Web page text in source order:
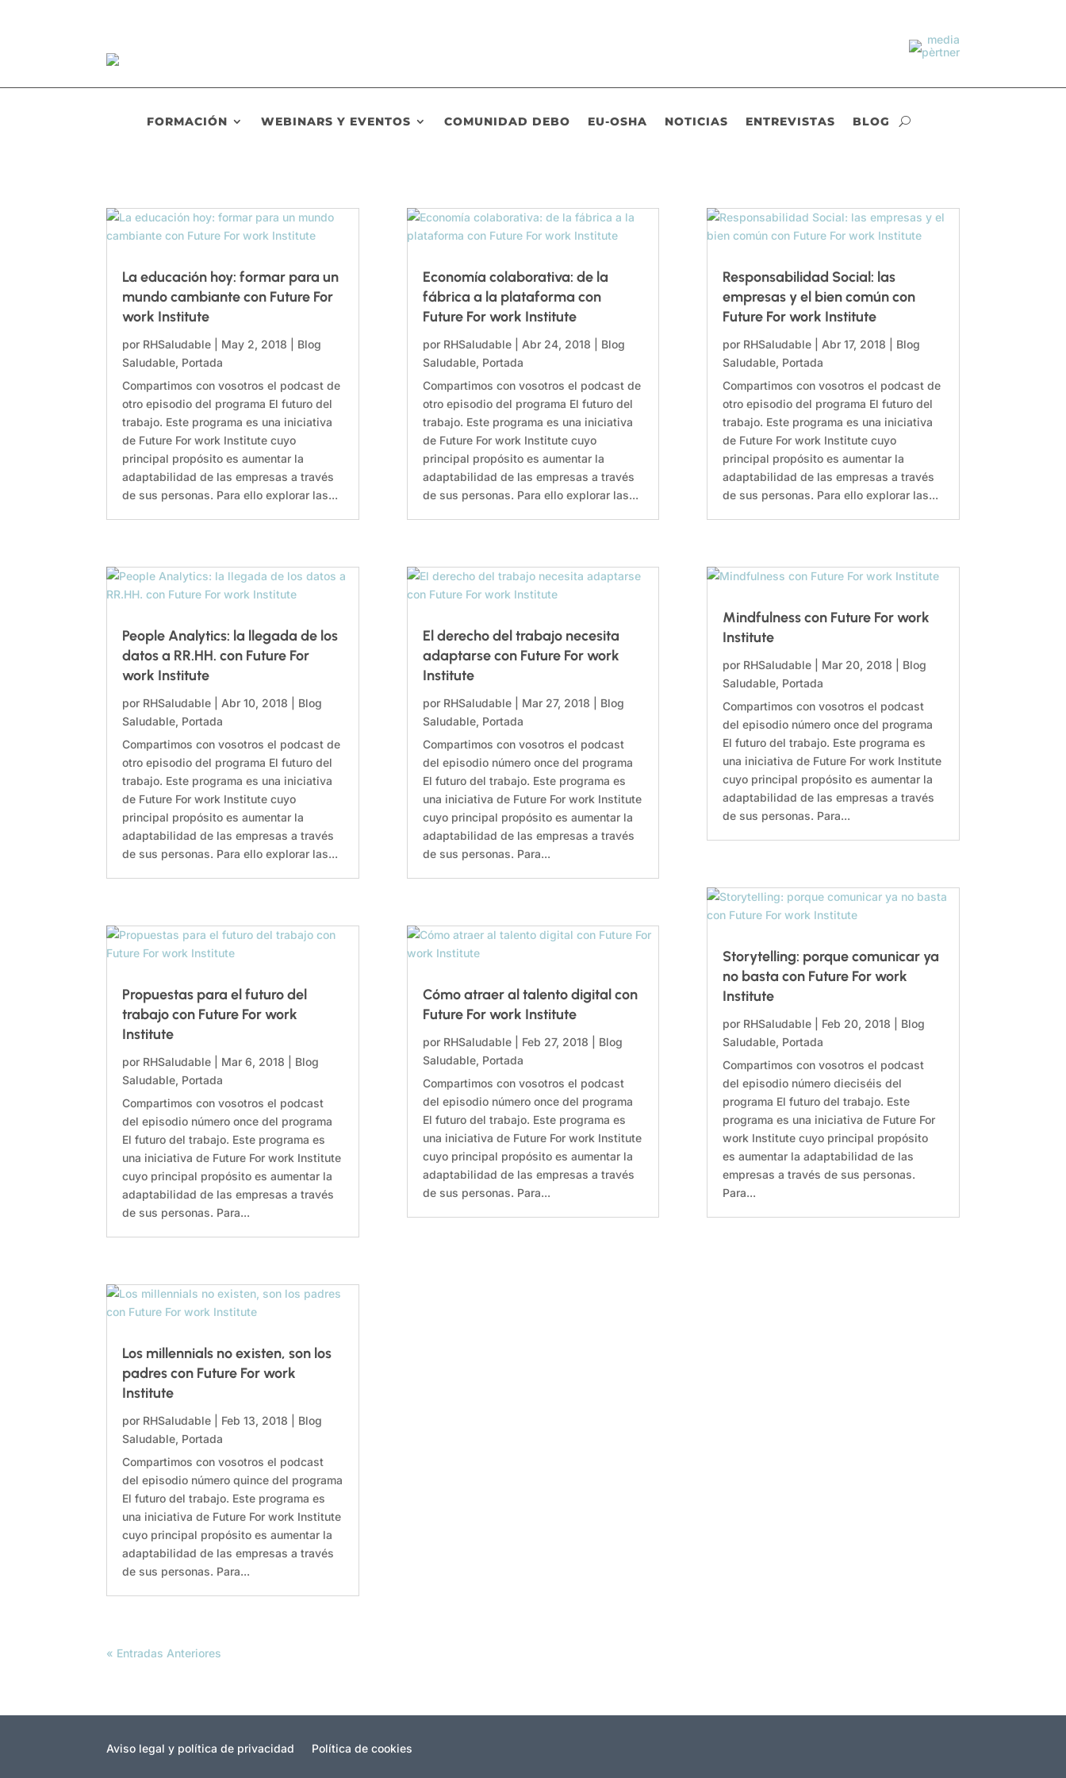
FORMACIÓN WEBINARS Y EVENTOS COMUNIDAD DEBO EU-OSHA NOTICIAS ENTREVISTAS BLOG
La educación hoy: formar para un
mundo cambiante con Future For
work Institute
por RHSaludable May 2, 2018
Blog
Saludable, Portada
Compartimos con vosotros el podcast de
otro episodio del programa El futuro del
trabajo. Este programa es una iniciativa
de Future For work Institute cuyo
principal propósito es aumentar la
adaptabilidad de las empresas a través
de sus personas. Para ello explorar las...
People Analytics: la llegada de los
datos a RR.HH. con Future For
work Institute
por RHSaludable Abr 10, 2018
Blog
Saludable, Portada
Compartimos con vosotros el podcast de
otro episodio del programa El futuro del
trabajo. Este programa es una iniciativa
de Future For work Institute cuyo
principal propósito es aumentar la
adaptabilidad de las empresas a través
de sus personas. Para ello explorar las...
Propuestas para el futuro del
trabajo con Future For work
Institute
por RHSaludable Mar 6, 2018
Blog
Saludable, Portada
Compartimos con vosotros el podcast
del episodio número once del programa
El futuro del trabajo. Este programa es
una iniciativa de Future For work Institute
cuyo principal propósito es aumentar la
adaptabilidad de las empresas a través
de sus personas. Para...
Los millennials no existen, son los
padres con Future For work
Institute
por RHSaludable Feb 13, 2018
Blog
Saludable, Portada
Compartimos con vosotros el podcast
del episodio número quince del programa
El futuro del trabajo. Este programa es
una iniciativa de Future For work Institute
cuyo principal propósito es aumentar la
adaptabilidad de las empresas a través
de sus personas. Para...
Economía colaborativa: de la
fábrica a la plataforma con
Future For work Institute
por RHSaludable| Abr 24, 2018
Blog
Saludable, Portada
Compartimos con vosotros el podcast de
otro episodio del programa El futuro del
trabajo. Este programa es una iniciativa
de Future For work Institute cuyo
principal propósito es aumentar la
adaptabilidad de las empresas a través
de sus personas. Para ello explorar las...
El derecho del trabajo necesita
adaptarse con Future For work
Institute
por RHSaludable| Mar 27, 2018
Blog
Saludable, Portada
Compartimos con vosotros el podcast
del episodio número once del programa
El futuro del trabajo. Este programa es
una iniciativa de Future For work Institute
cuyo principal propósito es aumentar la
adaptabilidad de las empresas a través
de sus personas. Para...
Cómo atraer al talento digital con
Future For work Institute
por RHSaludable| Feb 27, 2018
Blog
Saludable, Portada
Compartimos con vosotros el podcast
del episodio número once del programa
El futuro del trabajo. Este programa es
una iniciativa de Future For work Institute
cuyo principal propósito es aumentar la
adaptabilidad de las empresas a través
de sus personas. Para...
Responsabilidad Social: las
empresas y el bien común con
Future For work Institute
por RHSaludable| Abr 17, 2018
Blog
Saludable, Portada
Compartimos con vosotros el podcast de
otro episodio del programa El futuro del
trabajo. Este programa es una iniciativa
de Future For work Institute cuyo
principal propósito es aumentar la
adaptabilidad de las empresas a través
de sus personas. Para ello explorar las...
Mindfulness con Future For work
Institute
por RHSaludable| Mar 20, 2018
Blog
Saludable, Portada
Compartimos con vosotros el podcast
del episodio número once del programa
El futuro del trabajo. Este programa es
una iniciativa de Future For work Institute
cuyo principal propósito es aumentar la
adaptabilidad de las empresas a través
de sus personas. Para...
Storytelling: porque comunicar ya
no basta con Future For work
Institute
por RHSaludable| Feb 20, 2018
Blog
Saludable, Portada
Compartimos con vosotros el podcast
del episodio número dieciséis del
programa El futuro del trabajo. Este
programa es una iniciativa de Future For
work Institute cuyo principal propósito
es aumentar la adaptabilidad de las
empresas a través de sus personas.
Para...
« Entradas Anteriores
Aviso legal y política de privacidad Política de cookies